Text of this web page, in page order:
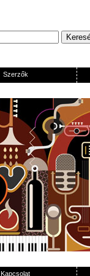
Szerzők
Kapcsolat